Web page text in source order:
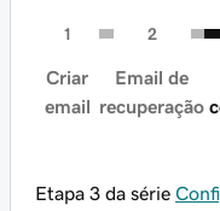
Criar
email
Email de
recuperação
Etapa 3 da série